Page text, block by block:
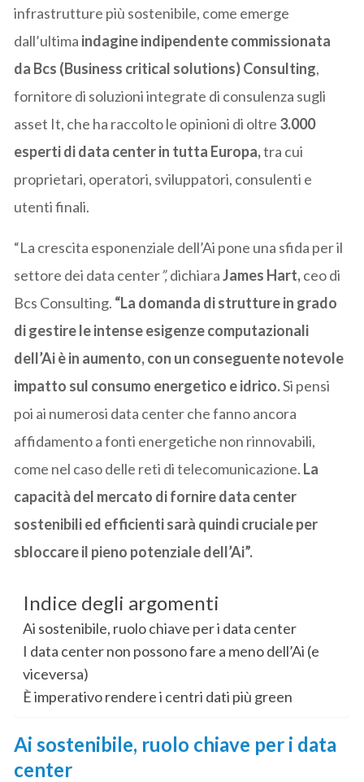
infrastrutture più sostenibile, come emerge
dall’ultima indagine indipendente commissionata
da Bcs (Business critical solutions) Consulting,
fornitore di soluzioni integrate di consulenza sugli
asset It, che ha raccolto le opinioni di oltre 3.000
esperti di data center in tutta Europa,tra cui
proprietari, operatori, sviluppatori, consulenti e
utenti finali.
“La crescita esponenziale dell’Ai pone una sfida per il
settore dei data center”,dichiaraJames Hart,ceo di
Bcs Consulting. “La domanda di strutture in grado
di gestire le intense esigenze computazionali
dell’Ai è in aumento, con un conseguente notevole
impatto sul consumo energetico e idrico.Si pensi
poi ai numerosi data center che fanno ancora
affidamento a fonti energetiche non rinnovabili,
come nel caso delle reti di telecomunicazione. La
capacità del mercato di fornire data center
sostenibili ed efficienti sarà quindi cruciale per
sbloccare il pieno potenziale dell’Ai”.
Indice degli argomenti
Ai sostenibile, ruolo chiave per i data center
I data center non possono fare a meno dell’Ai (e
viceversa)
È imperativo rendere i centri dati più green
Ai sostenibile, ruolo chiave per i data
center